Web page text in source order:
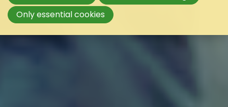
Only essential cookies